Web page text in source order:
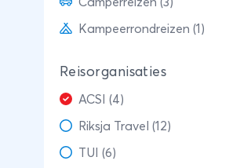
Kampeerrondreizen (1)
Reisorganisaties
ACSI (4)
Riksja Travel (12)
TUI (6)